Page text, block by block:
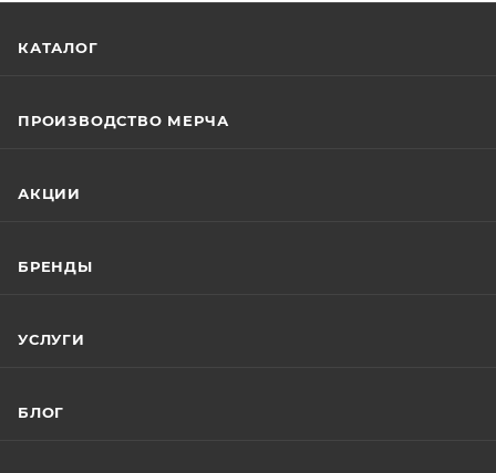
КАТАЛОГ
ПРОИЗВОДСТВО МЕРЧА
АКЦИИ
БРЕНДЫ
УСЛУГИ
БЛОГ